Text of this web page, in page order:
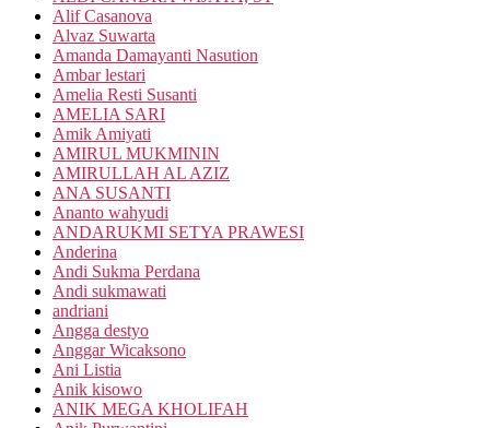
Alif Casanova
Alvaz Suwarta
Amanda Damayanti Nasution
Ambar lestari
Amelia Resti Susanti
AMELIA SARI
Amik Amiyati
AMIRUL MUKMININ
AMIRULLAH AL AZIZ
ANA SUSANTI
Ananto wahyudi
ANDARUKMI SETYA PRAWESI
Anderina
Andi Sukma Perdana
Andi sukmawati
andriani
Angga destyo
Anggar Wicaksono
Ani Listia
Anik kisowo
ANIK MEGA KHOLIFAH